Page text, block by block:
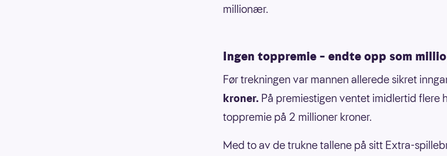
millionær.
Ingen toppremie – endte opp som
Før trekningen var mannen allerede sikret
kroner. På premiestigen ventet imidlertid flere
toppremie på 2 millioner kroner.
Med to av de trukne tallene på sitt Extra-